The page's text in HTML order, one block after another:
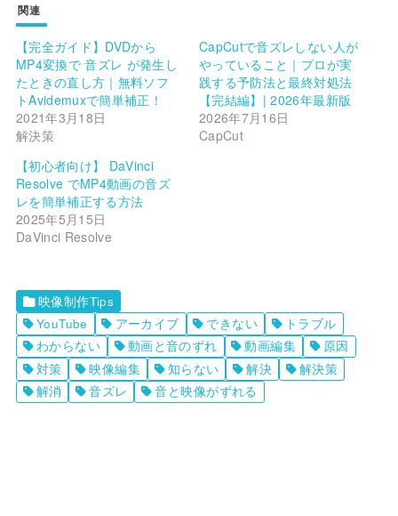
関連
【完全ガイド】DVDから
MP4変換で 音ズレ が発生し
たときの直し方｜無料ソフ
トAvidemuxで簡単補正！
2021年3月18日
解決策
CapCutで音ズレしない人が
やっていること｜プロが実
践する予防法と最終対処法
【完結編】| 2026年最新版
2026年7月16日
CapCut
【初心者向け】 DaVinci
Resolve でMP4動画の音ズ
レを簡単補正する方法
2025年5月15日
DaVinci Resolve
映像制作Tips
YouTube
アーカイブ できない
トラブル
わからない
動画と音のずれ 動画編集
原因
対策
映像編集 知らない 解決
解決策
解消
音ズレ 音と映像がずれる